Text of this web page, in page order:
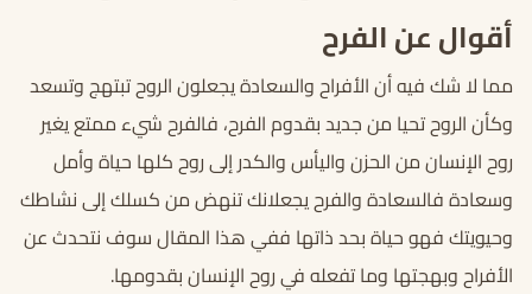
أقوال عن الفرح
مما لا شك فيه أن الأفراح والسعادة يجعلون الروح تبتهج وتسعد
وكأن الروح تحيا من جديد بقدوم الفرح، فالفرح شيء ممتع يغير
روح الإنسان من الحزن واليأس والكدر إلى روح كلها حياة وأمل
وسعادة فالسعادة والفرح يجعلانك تنهض من كسلك إلى نشاطك
وحيويتك فهو حياة بحد ذاتها ففي هذا المقال سوف نتحدث عن
الأفراح وبهجتها وما تفعله في روح الإنسان بقدومها.